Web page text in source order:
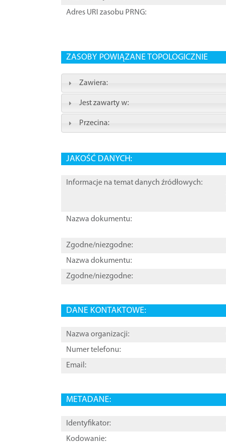
Adres URI zasobu PRNG:
ZASOBY POWIĄZANE TOPOLOGICZNIE
Zawiera:
Jest zawarty w:
Przecina:
JAKOŚĆ DANYCH:
Informacje na temat danych źródłowych:
Nazwa dokumentu:
Zgodne/niezgodne:
Nazwa dokumentu:
Zgodne/niezgodne:
DANE KONTAKTOWE:
Nazwa organizacji:
Numer telefonu:
Email:
METADANE:
Identyfikator:
Kodowanie: